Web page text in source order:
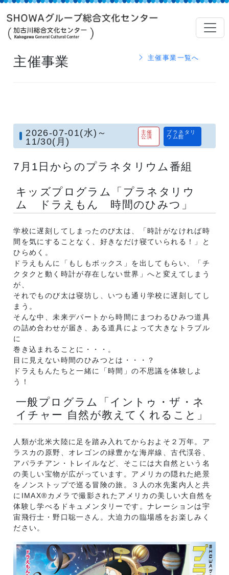
主催事業 主催事業一覧へ
2026-07-01(水)～
11/30(月)
主催
公演
プラネタリ
ウム館
7月1日からのプラネタリウム番組
キッズプログラム「プラネタリウ
ム ドラえもん 時間のひみつ」
学校に遅刻してしまったのび太は、「時計がなければ時
間を気にすることなく、好きなだけ寝ていられる！」と
ひらめく。
ドラえもんに「もしもボックス」を出してもらい、「チ
クタクと動く時計が存在しない世界」へと変えてしまう
が、
それでものび太は寝坊し、いつも通り学校に遅刻してし
まう。
そんな中、未来デパートから時間にまつわるひみつ道具
の詰め合わせが届き、ある道具によって大きなトラブル
に
巻き込まれることに・・・。
目に見えない時間のひみつとは・・・？
ドラえもんたちと一緒に「時間」の不思議を体験しよ
う！
一般プログラム「イントゥ・ザ・ネ
イチャー 自然が教えてくれること」
人類が北米大陸に足を踏み入れてからおよそ２万年。ア
ラスカの原野、オレゴンの緑豊かな海岸線、古代渓谷、
アパラチアン・トレイルなど、そこには大自然という名
の美しい宝物が広がっています。アメリカの隠れた絶景
をノンストップで巡る冒険の旅。３人の水先案内人と共
にIMAX®カメラで撮影されたアメリカの美しい大自然を
体験し学べるドキュメンタリーです。ナレーションは宇
宙飛行士・野口聡一さん。大迫力の臨場感をお楽しみく
ださい。